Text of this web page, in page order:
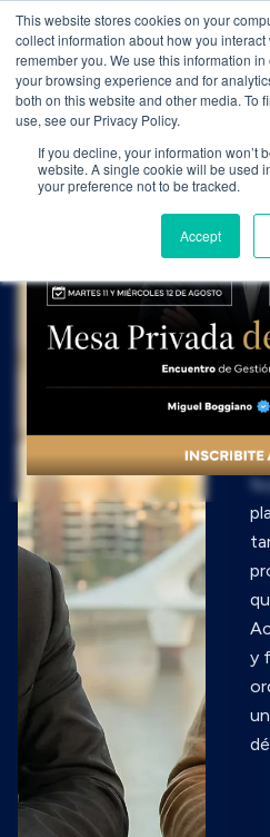
This website stores cookies on your
collect information about how you
remember you. We use this information
your browsing experience and for
both on this website and other media. To
use, see our Privacy Policy.
If you decline, your information won’t
website. A single cookie will be used
your preference not to be tracked.
Accept
WEALTH MANAGEMENT
y